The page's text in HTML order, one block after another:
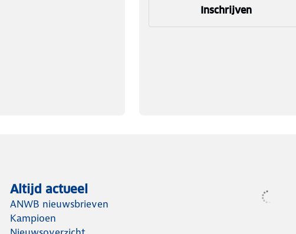
Inschrijven
Altijd actueel
ANWB nieuwsbrieven
Kampioen